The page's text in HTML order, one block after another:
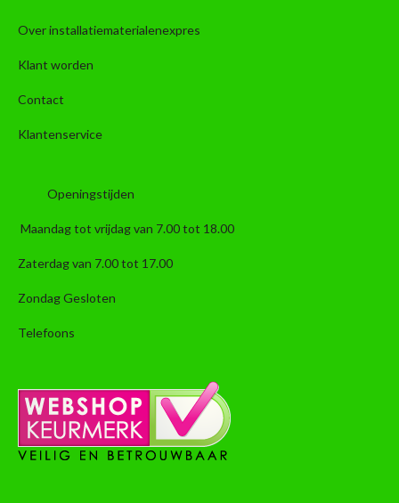
Over installatiematerialenexpres
Klant worden
Contact
Klantenservice
Openingstijden
Maandag tot vrijdag van 7.00 tot 18.00
Zaterdag van 7.00 tot 17.00
Zondag Gesloten
Telefoons